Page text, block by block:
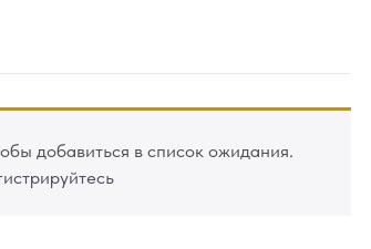
добавиться в список ожидания.